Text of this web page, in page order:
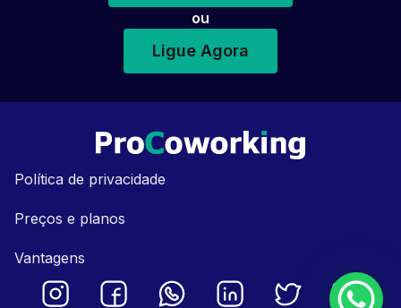
ou
Ligue Agora
Política de privacidade
Preços e planos
Vantagens